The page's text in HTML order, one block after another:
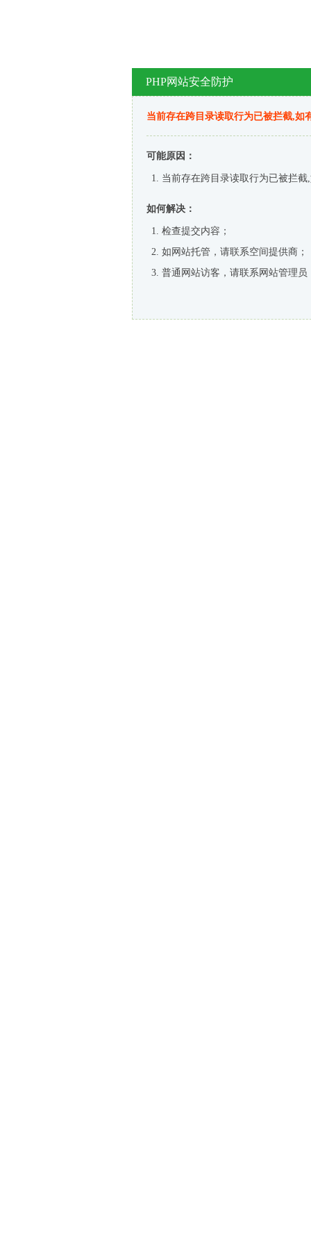
PHP网站安全防护
当前存在跨目录读取行为已被拦截,如
可能原因：
当前存在跨目录读取行为已被拦
如何解决：
检查提交内容；
如网站托管，请联系空间提供商；
普通网站访客，请联系网站管理员